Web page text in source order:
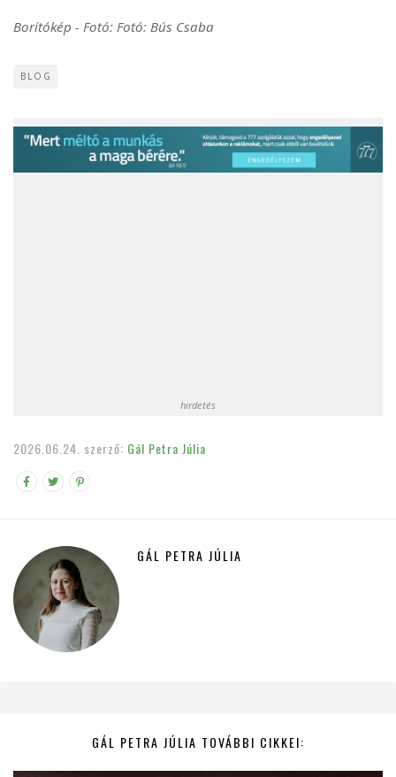
Borítókép - Fotó: Fotó: Bús Csaba
BLOG
hirdetés
2026.06.24. szerző: Gál Petra Júlia
GÁL PETRA JÚLIA
GÁL PETRA JÚLIA TOVÁBBI CIKKEI: